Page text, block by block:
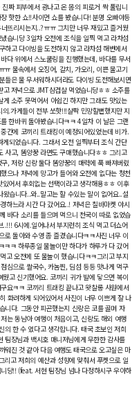
짜 피부에서 광나고 온 몸의 피로거 싹 풀립니
핫한 쇼!!사이먼 쇼를 봤습니다! 분명 오빠야등
뜨리시는지..?ㅠㅠ 그치만 너무 재밌고 즐거웠
습니당 3일차 오전에 조식을 일찍 먹고 라차섬
하고 다이빙을 도전하지 않고 라차섬 해변에서
다 위에서 스노쿨링을 진행했는데, 바다를 무서
물속에서 오징어, 갈치, 가오리, 이쁜 물고기
들은 물 무서워하시더라도 다이빙 도전해보시면
저녁으로 JMT삼겹살 먹었습니당ㅎㅎ 소주를
소주 못먹어서 아쉽긴 하지만 그래도 맛있는
.가게들이 전부 쏘핫!!!살짝 민망할뻔했지만 지
한바퀴 돌아봤습니다ㅋㅋ 4일차 이 날은 그랜
간에 코끼리 트래킹이 예정되어있었는데 비가.
되었습니다. 그래서 오전 일찍부터 조식 간단
사고, 똠양꿍 라면도 구매했습니다ㅎㅎ 그리고
, 저랑 신랑 둘다 똠양꿍의 매력에 푹 빠져버렸
으나 저녁에 망고가 들어와 오전에 없다는 청천
어서 후회없는 선택이라고 생각해용ㅎㅎ 이후
습니다..와..말고는 할 수있는 말이 없어요..설
하느라 시간 다 갔어요..! 저녁은 칠바마켓 야시
바다 소리를 들으며 먹으니 천국이 따로 없었습
6시에.일어나서 부지런히 조식 먹고 더쇼어
돌아와 수영 좀 즐겼습니다ㅋㅋ사진 너무 이
ㅋ 하루종일 물놀이만 하다가 하루가 다 갔어
고 오전에 또 물놀이 했습니다ㅋㅋ그리고 부지
심으로 쌀국수, 카놈찐, 딤섬 등등 맛나게 먹구
고 신기했어요. 코끼리 귀가 발에 닿으면 복이
요ㅋㅋ 코끼리 트래킹 끝나고 왓찰롱 사원에서
화려하게 되어있어서 사진이 너무 이쁘게 잘 나
니다. 그동안 피곤했는지 신랑은 코를 골며 자
는 동남아 여행이 처음이고, 신랑도 해외 여행
의 한 수 였다고 생각합니다. 태국 초보인 저희
팀장님과 백시호 매니저님에게 무한한 감사를
워진 것 같아 다음 여행도 태국으로 오고싶은 마
고 저희의 예산과 성향에 맞춰서 푸켓으로 일
당!! (feat. 서현 팀장님 넘나 다정하시구 우아하